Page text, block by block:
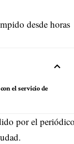
desde horas
el servicio de
por el